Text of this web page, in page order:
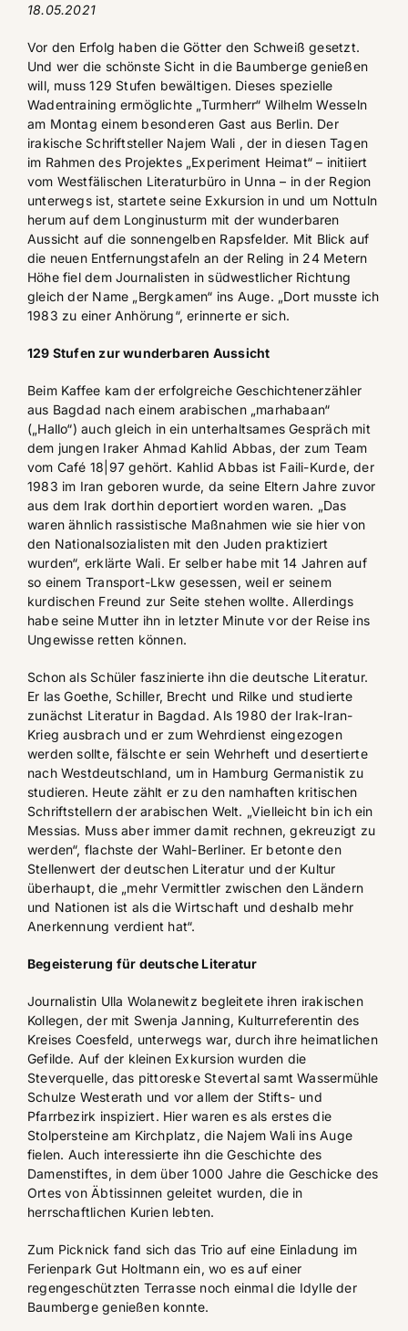
18.05.2021
Vor den Erfolg haben die Götter den Schweiß gesetzt.
Und wer die schönste Sicht in die Baumberge genießen
will, muss 129 Stufen bewältigen. Dieses spezielle
Wadentraining ermöglichte „Turmherr“ Wilhelm Wesseln
am Montag einem besonderen Gast aus Berlin. Der
irakische Schriftsteller Najem Wali , der in diesen Tagen
im Rahmen des Projektes „Experiment Heimat“ – initiiert
vom Westfälischen Literaturbüro in Unna – in der Region
unterwegs ist, startete seine Exkursion in und um Nottuln
herum auf dem Longinusturm mit der wunderbaren
Aussicht auf die sonnengelben Rapsfelder. Mit Blick auf
die neuen Entfernungstafeln an der Reling in 24 Metern
Höhe fiel dem Journalisten in südwestlicher Richtung
gleich der Name „Bergkamen“ ins Auge. „Dort musste ich
1983 zu einer Anhörung“, erinnerte er sich.
129 Stufen zur wunderbaren Aussicht
Beim Kaffee kam der erfolgreiche Geschichtenerzähler
aus Bagdad nach einem arabischen „marhabaan“
(„Hallo“) auch gleich in ein unterhaltsames Gespräch mit
dem jungen Iraker Ahmad Kahlid Abbas, der zum Team
vom Café 18|97 gehört. Kahlid Abbas ist Faili-Kurde, der
1983 im Iran geboren wurde, da seine Eltern Jahre zuvor
aus dem Irak dorthin deportiert worden waren. „Das
waren ähnlich rassistische Maßnahmen wie sie hier von
den Nationalsozialisten mit den Juden praktiziert
wurden“, erklärte Wali. Er selber habe mit 14 Jahren auf
so einem Transport-Lkw gesessen, weil er seinem
kurdischen Freund zur Seite stehen wollte. Allerdings
habe seine Mutter ihn in letzter Minute vor der Reise ins
Ungewisse retten können.
Schon als Schüler faszinierte ihn die deutsche Literatur.
Er las Goethe, Schiller, Brecht und Rilke und studierte
zunächst Literatur in Bagdad. Als 1980 der Irak-Iran-
Krieg ausbrach und er zum Wehrdienst eingezogen
werden sollte, fälschte er sein Wehrheft und desertierte
nach Westdeutschland, um in Hamburg Germanistik zu
studieren. Heute zählt er zu den namhaften kritischen
Schriftstellern der arabischen Welt. „Vielleicht bin ich ein
Messias. Muss aber immer damit rechnen, gekreuzigt zu
werden“, flachste der Wahl-Berliner. Er betonte den
Stellenwert der deutschen Literatur und der Kultur
überhaupt, die „mehr Vermittler zwischen den Ländern
und Nationen ist als die Wirtschaft und deshalb mehr
Anerkennung verdient hat“.
Begeisterung für deutsche Literatur
Journalistin Ulla Wolanewitz begleitete ihren irakischen
Kollegen, der mit Swenja Janning, Kulturreferentin des
Kreises Coesfeld, unterwegs war, durch ihre heimatlichen
Gefilde. Auf der kleinen Exkursion wurden die
Steverquelle, das pittoreske Stevertal samt Wassermühle
Schulze Westerath und vor allem der Stifts- und
Pfarrbezirk inspiziert. Hier waren es als erstes die
Stolpersteine am Kirchplatz, die Najem Wali ins Auge
fielen. Auch interessierte ihn die Geschichte des
Damenstiftes, in dem über 1000 Jahre die Geschicke des
Ortes von Äbtissinnen geleitet wurden, die in
herrschaftlichen Kurien lebten.
Zum Picknick fand sich das Trio auf eine Einladung im
Ferienpark Gut Holtmann ein, wo es auf einer
regengeschützten Terrasse noch einmal die Idylle der
Baumberge genießen konnte.